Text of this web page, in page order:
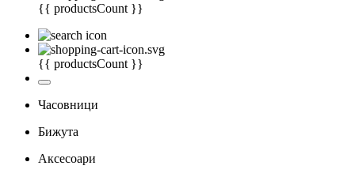
{{ productsCount }}
{{ productsCount }}
Часовници
Бижута
Аксесоари